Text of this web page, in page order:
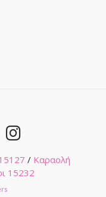
/ Καραολή
15232